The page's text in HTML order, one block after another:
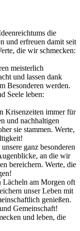
die
und erfreuen damit seit
die wir schmecken:
meisterlich
und lassen dank
Besonderen werden.
Seele leben:
Krisenzeiten immer für
und nachhaltigen
sie stammen. Werte,
ganz besonderen
an die wir
bereichern. Werte, die
am Morgen oft
unser Leben mit
genießen.
Gemeinschaft!
und leben, die